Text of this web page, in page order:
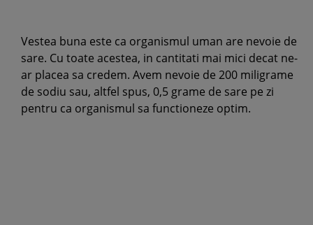
Vestea buna este ca organismul uman are nevoie de
sare. Cu toate acestea, in cantitati mai mici decat ne-
ar placea sa credem. Avem nevoie de 200 miligrame
de sodiu sau, altfel spus, 0,5 grame de sare pe zi
pentru ca organismul sa functioneze optim.